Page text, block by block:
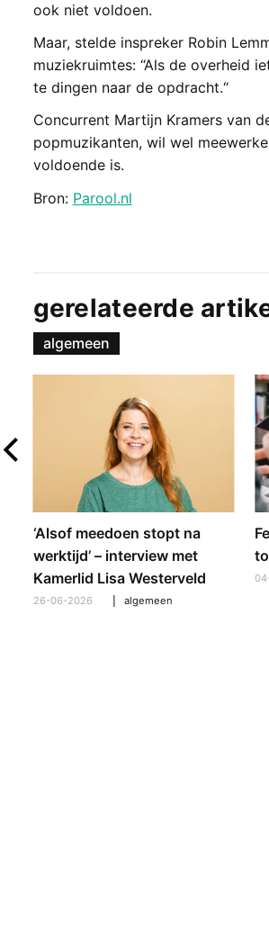
ook niet voldoen.
Maar, stelde inspreker Robin
muziekruimtes: “Als de overheid
te dingen naar de opdracht.“
Concurrent Martijn Kramers van
popmuzikanten, wil wel
voldoende is.
Bron: Parool.nl
gerelateerde
algemeen
‘Alsof meedoen stopt na
werktijd’ – interview met
Kamerlid Lisa Westerveld
26-06-2026 algemeen